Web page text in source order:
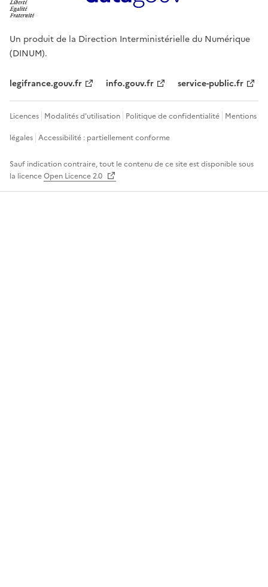
Un produit de la Direction Interministérielle du Numérique
(DINUM).
legifrance.gouv.fr info.gouv.fr service-public.fr
Licences Modalités d'utilisation Politique de confidentialité Mentions
légales Accessibilité : partiellement conforme
Sauf indication contraire, tout le contenu de ce site est disponible sous
la licenceOpen Licence 2.0